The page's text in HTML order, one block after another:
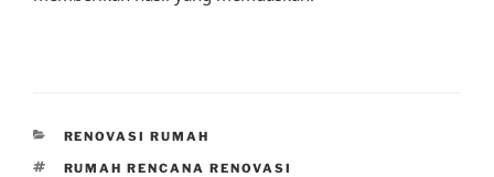
CATEGORIES
RENOVASI RUMAH
TAGS
RUMAH RENCANA RENOVASI